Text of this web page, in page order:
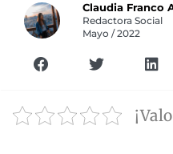
Claudia Franco
Redactora Social
Mayo / 2022